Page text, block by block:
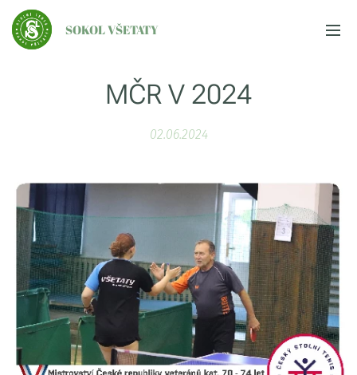
SOKOL VŠETATY
MČR V 2024
02.06.2024